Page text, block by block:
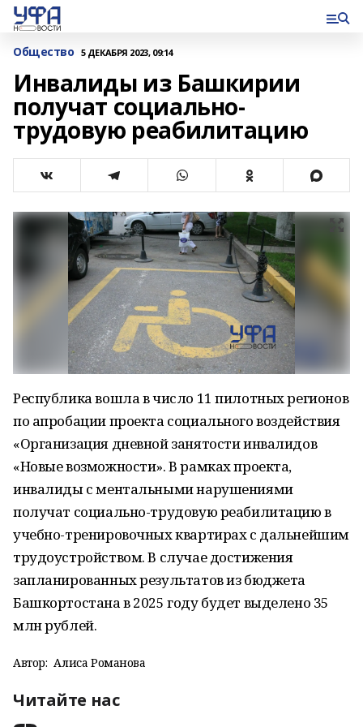
Общество 5 ДЕКАБРЯ 2023, 09:14
Инвалиды из Башкирии
получат социально-
трудовую реабилитацию
Республика вошла в число 11 пилотных регионов
по апробации проекта социального воздействия
«Организация дневной занятости инвалидов
«Новые возможности». В рамках проекта,
инвалиды с ментальными нарушениями
получат социально-трудовую реабилитацию в
учебно-тренировочных квартирах с дальнейшим
трудоустройством. В случае достижения
запланированных результатов из бюджета
Башкортостана в 2025 году будет выделено 35
млн рублей.
Автор: Алиса Романова
Читайте нас